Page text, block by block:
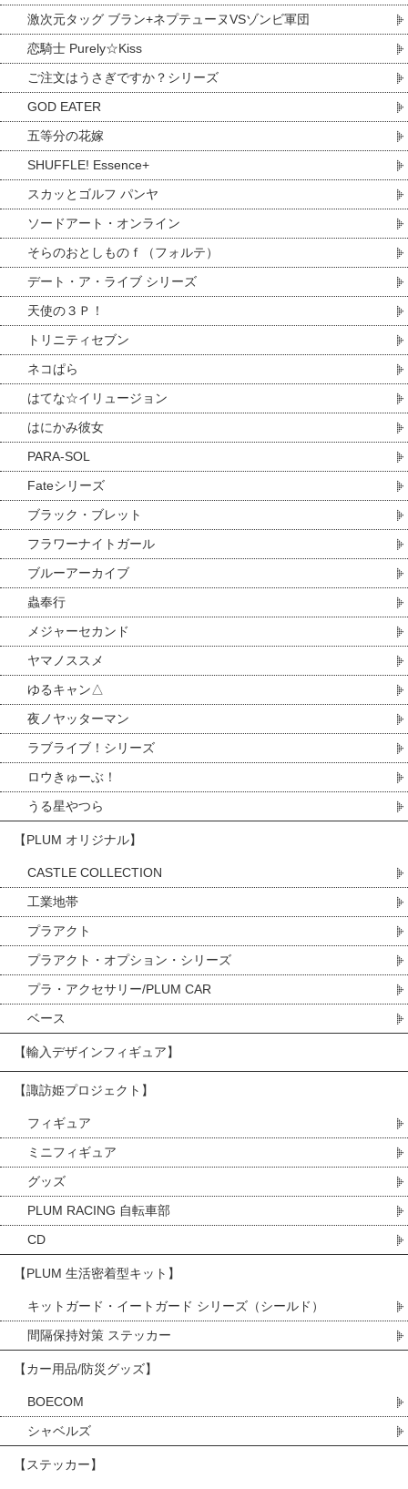
激次元タッグ ブラン+ネプテューヌVSゾンビ軍団
恋騎士 Purely☆Kiss
ご注文はうさぎですか？シリーズ
GOD EATER
五等分の花嫁
SHUFFLE! Essence+
スカッとゴルフ パンヤ
ソードアート・オンライン
そらのおとしものｆ（フォルテ）
デート・ア・ライブ シリーズ
天使の３Ｐ！
トリニティセブン
ネコぱら
はてな☆イリュージョン
はにかみ彼女
PARA-SOL
Fateシリーズ
ブラック・ブレット
フラワーナイトガール
ブルーアーカイブ
蟲奉行
メジャーセカンド
ヤマノススメ
ゆるキャン△
夜ノヤッターマン
ラブライブ！シリーズ
ロウきゅーぶ！
うる星やつら
【PLUM オリジナル】
CASTLE COLLECTION
工業地帯
プラアクト
プラアクト・オプション・シリーズ
プラ・アクセサリー/PLUM CAR
ベース
【輸入デザインフィギュア】
【諏訪姫プロジェクト】
フィギュア
ミニフィギュア
グッズ
PLUM RACING 自転車部
CD
【PLUM 生活密着型キット】
キットガード・イートガード シリーズ（シールド）
間隔保持対策 ステッカー
【カー用品/防災グッズ】
BOECOM
シャベルズ
【ステッカー】